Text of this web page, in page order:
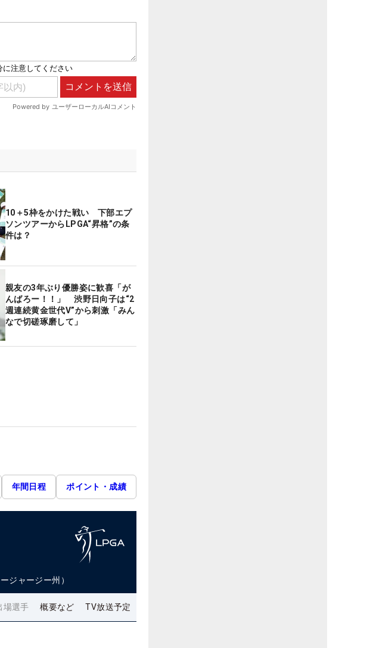
10＋5枠をかけた戦い 下部エプ
ソンツアーからLPGA“昇格”の条
件は？
親友の3年ぶり優勝姿に歓喜「が
んばろー！！」 渋野日向子は“2
週連続黄金世代V”から刺激「みん
なで切磋琢磨して」
年間日程 ポイント・成績
ジャージー州）
場選手 概要など TV放送予定